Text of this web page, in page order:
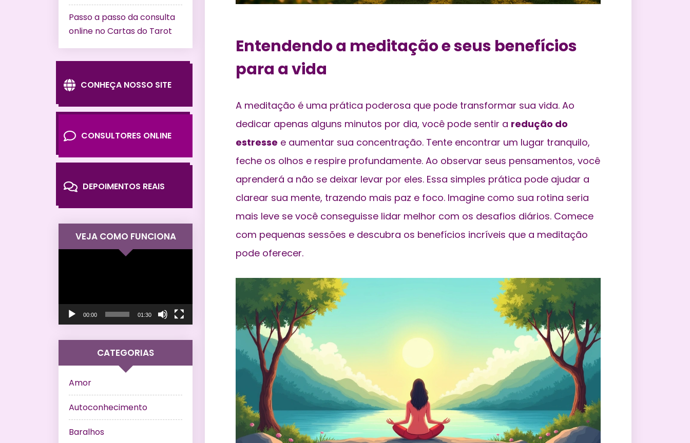
Entendendo a meditação e seus benefícios
para a vida
A meditação é uma prática poderosa que pode transformar sua vida. Ao
dedicar apenas alguns minutos por dia, você pode sentir a redução do
estresse e aumentar sua concentração. Tente encontrar um lugar tranquilo,
feche os olhos e respire profundamente. Ao observar seus pensamentos, você
aprenderá a não se deixar levar por eles. Essa simples prática pode ajudar a
clarear sua mente, trazendo mais paz e foco. Imagine como sua rotina seria
mais leve se você conseguisse lidar melhor com os desafios diários. Comece
com pequenas sessões e descubra os benefícios incríveis que a meditação
pode oferecer.
Passo a passo da consulta
online no Cartas do Tarot
CONHEÇA NOSSO SITE
CONSULTORES ONLINE
DEPOIMENTOS REAIS
VEJA COMO FUNCIONA
00:00 01:30
CATEGORIAS
Amor
Autoconhecimento
Baralhos